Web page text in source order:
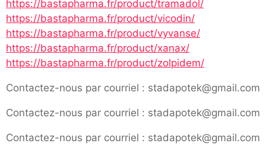
https://bastapharma.fr/product/tramadol/
https://bastapharma.fr/product/vicodin/
https://bastapharma.fr/product/vyvanse/
https://bastapharma.fr/product/xanax/
https://bastapharma.fr/product/zolpidem/
Contactez-nous par courriel : stadapotek@gmail.com
Contactez-nous par courriel : stadapotek@gmail.com
Contactez-nous par courriel : stadapotek@gmail.com